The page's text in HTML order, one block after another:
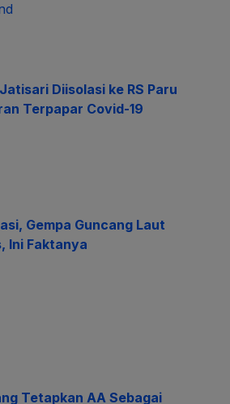
Diisolasi ke RS Paru
Terpapar Covid-19
Gempa Guncang Laut
Ini Faktanya
Tetapkan AA Sebagai